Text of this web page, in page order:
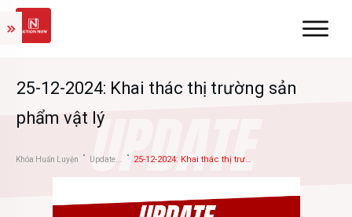
25-12-2024: Khai thác thị trường sản
phẩm vật lý
Khóa Huấn Luyện Update... 25-12-2024: Khai thác thị trường sản phẩm vật lý